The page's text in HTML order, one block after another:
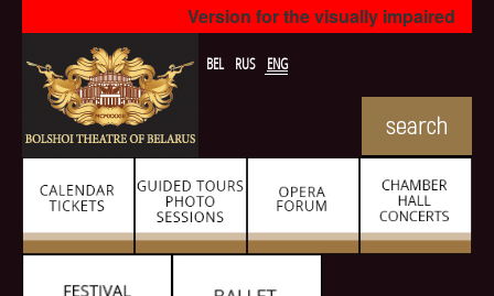
Version for the visually impaired
BEL RUS ENG